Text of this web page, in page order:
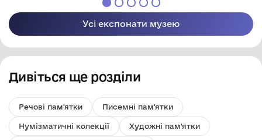
Усі експонати музею
Дивіться ще розділи
Речові пам'ятки Писемні пам'ятки
Нумізматичні колекції Художні пам'ятки